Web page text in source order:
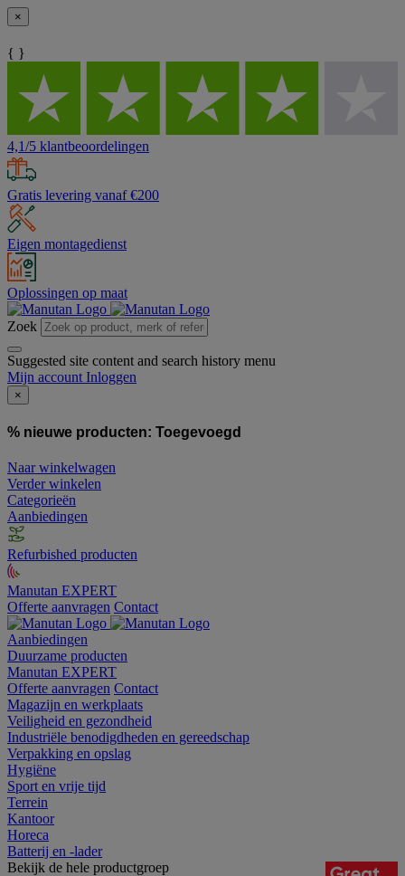
×
{ }
4,1/5 klantbeoordelingen
Gratis levering vanaf €200
Eigen montagedienst
Oplossingen op maat
Zoek
Suggested site content and search history menu
Mijn account Inloggen
×
% nieuwe producten: Toegevoegd
Naar winkelwagen
Verder winkelen
Categorieën
Aanbiedingen
Refurbished producten
Manutan EXPERT
Offerte aanvragen Contact
Aanbiedingen
Duurzame producten
Manutan EXPERT
Offerte aanvragen Contact
Magazijn en werkplaats
Veiligheid en gezondheid
Industriële benodigdheden en gereedschap
Verpakking en opslag
Hygiëne
Sport en vrije tijd
Terrein
Kantoor
Horeca
Batterij en -lader
Bekijk de hele productgroep